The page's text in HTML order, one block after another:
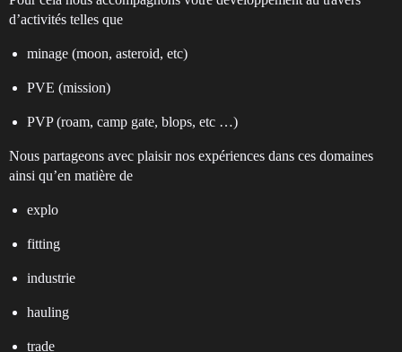
d’activités telles que
minage (moon, asteroid, etc)
PVE (mission)
PVP (roam, camp gate, blops, etc …)
Nous partageons avec plaisir nos expériences dans ces domaines
ainsi qu’en matière de
explo
fitting
industrie
hauling
trade